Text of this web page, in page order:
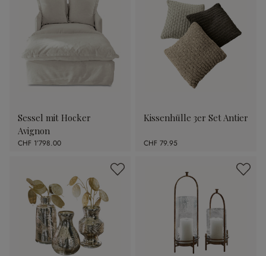
Sessel mit Hocker
Avignon
CHF 1’798.00
Kissenhülle 3er Set Antier
CHF 79.95